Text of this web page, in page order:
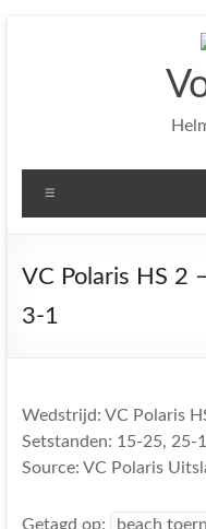
VC Polaris HS 2
3-1
Wedstrijd: VC Polaris
Setstanden: 15-25, 25-
Source: VC Polaris
Getagd op: beach